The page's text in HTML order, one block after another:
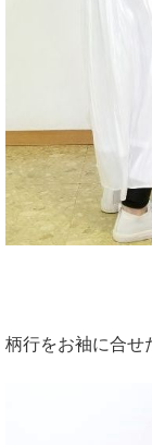
柄行をお袖に合せ